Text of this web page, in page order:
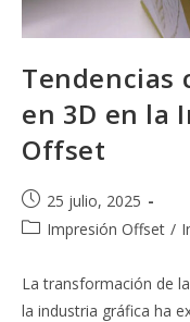
Tendencias
en 3D en la
Offset
Publicación
de
25 julio, 2025
Categoría
la
entrada:
Impresión Offset /
La transformación de
la industria gráfica ha